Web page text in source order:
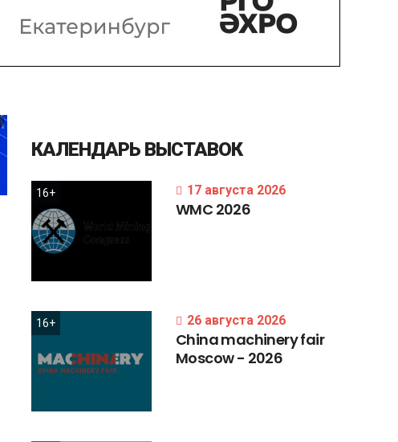
КАЛЕНДАРЬ ВЫСТАВОК
16+ 17 августа 2026
WMC 2026
16+ 26 августа 2026
Chinamachineryfair
Moscow- 2026